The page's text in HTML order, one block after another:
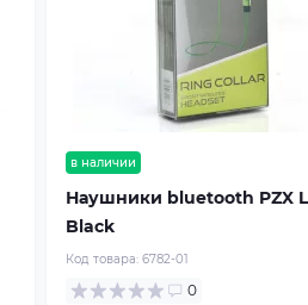
в наличии
Наушники bluetooth PZX
Black
Код товара: 6782-01
0